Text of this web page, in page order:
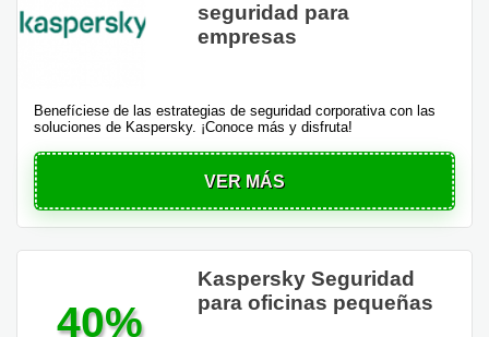
seguridad para
empresas
Benefíciese de las estrategias de seguridad corporativa con las
soluciones de Kaspersky. ¡Conoce más y disfruta!
VER MÁS
40%
Kaspersky Seguridad
para oficinas pequeñas